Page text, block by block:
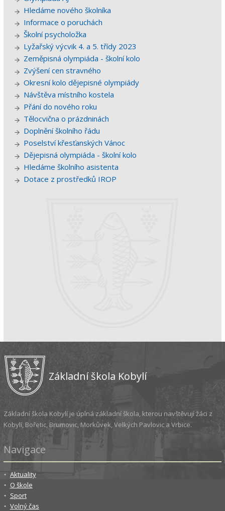
Hledáme nového školníka
Informace o poruchách
Školní psycholožka
Lyžařský výcvik 4. a 5. třídy 2023
Zeměpisná olympiáda - školní kolo
Zvýšení cen stravného
Okresní kolo dějepisné olympiády
Návštěva místního kostela
Přání do nového roku
Tělocvična o prázdninách
Doplnění školního řádu
Poselství křesťanských Vánoc
Dějepisná olympiáda - školní kolo
Hledáme školního asistenta
Dotace z prostředků IROP
Základní škola Kobylí
Základní škola Kobylí je úplná základní škola, kterou navštěvují žáci z
Kobylí, Bořetic, Brumovic, Morkůvek, Velkých Pavlovic a Vrbice.
Navigace
Aktuality
O škole
Sport
Volný čas